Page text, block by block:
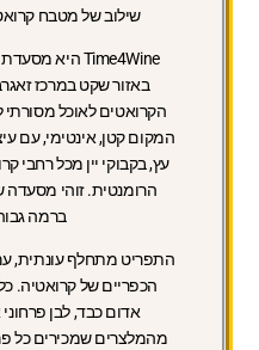
שילוב של מטבח קרואטי
באזור שקט במרכז
הקרואטים לאוכל מסורתי
המקום קטן, אינטימי, עם
עץ, בקבוקי יין מכל רחבי
הרומנטית. זוהי מסעדה
ברמה
התפריט מתחלף עונתית,
הכפריים של קרואטיה.
אדום כבד, לבן
מהמלצרים שמכירים כל